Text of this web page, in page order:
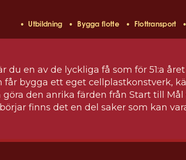
du en av de lyckliga få som för 51:a
får bygga ett eget cellplastkonstverk,
den anrika färden från Start till
finns det en del saker som kan
• Utbildning • Bygga flotte • Flottransport